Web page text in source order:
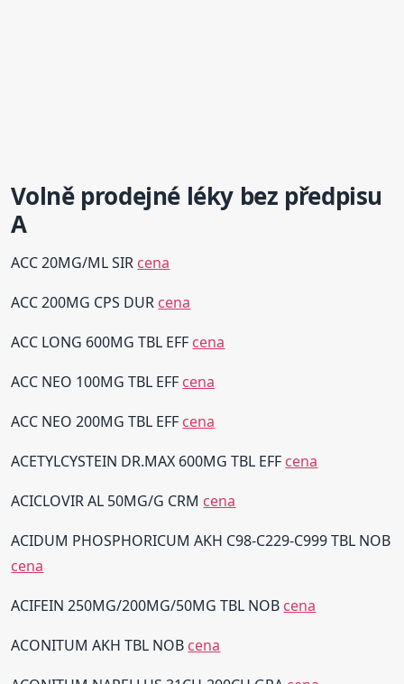
Volně prodejné léky bez předpisu
A
ACC 20MG/ML SIR cena
ACC 200MG CPS DUR cena
ACC LONG 600MG TBL EFF cena
ACC NEO 100MG TBL EFF cena
ACC NEO 200MG TBL EFF cena
ACETYLCYSTEIN DR.MAX 600MG TBL EFF cena
ACICLOVIR AL 50MG/G CRM cena
ACIDUM PHOSPHORICUM AKH C98-C229-C999 TBL NOB
cena
ACIFEIN 250MG/200MG/50MG TBL NOB cena
ACONITUM AKH TBL NOB cena